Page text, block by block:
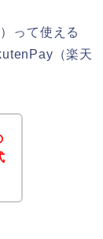
って使える
（楽天